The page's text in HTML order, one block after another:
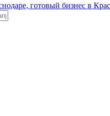
готовый бизнес в